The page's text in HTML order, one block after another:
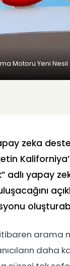
Motoru Yeni
zeka
adlı yapay
arama